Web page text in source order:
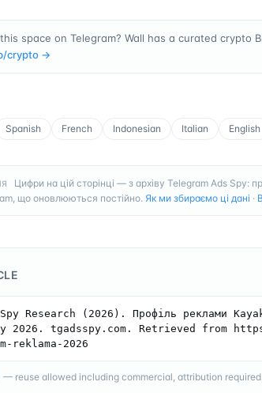
space on Telegram? Wall has a curated crypto
crypto →
Spanish French Indonesian Italian English
Цифри на цій сторінці — з архіву Telegram Ads Spy:
що оновлюються постійно. Як ми збираємо ці дані ·
Research (2026). Профіль реклами
у 2026. tgadsspy.com. Retrieved from
reklama-2026
reuse allowed including commercial, attribution